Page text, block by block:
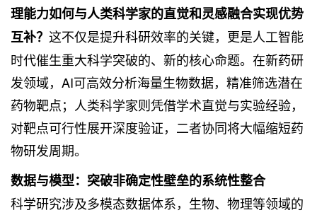
理能力如何与人类科学家的直觉和灵感融合实现优势
互补？ 这不仅是提升科研效率的关键，更是人工智能
时代催生重大科学突破的、新的核心命题。在新药研
发领域，AI可高效分析海量生物数据，精准筛选潜在
药物靶点；人类科学家则凭借学术直觉与实验经验，
对靶点可行性展开深度验证，二者协同将大幅缩短药
物研发周期。
数据与模型：突破非确定性壁垒的系统性整合
科学研究涉及多模态数据体系，生物、物理等领域的